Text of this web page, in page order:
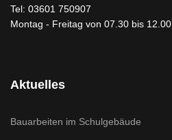
Tel: 03601 750907
Montag - Freitag von 07.30 bis 12.00
Aktuelles
Bauarbeiten im Schulgebäude